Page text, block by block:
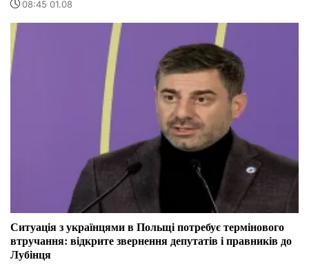
08:45 01.08
Ситуація з українцями в Польщі потребує термінового
втручання: відкрите звернення депутатів і правників до
Лубінця